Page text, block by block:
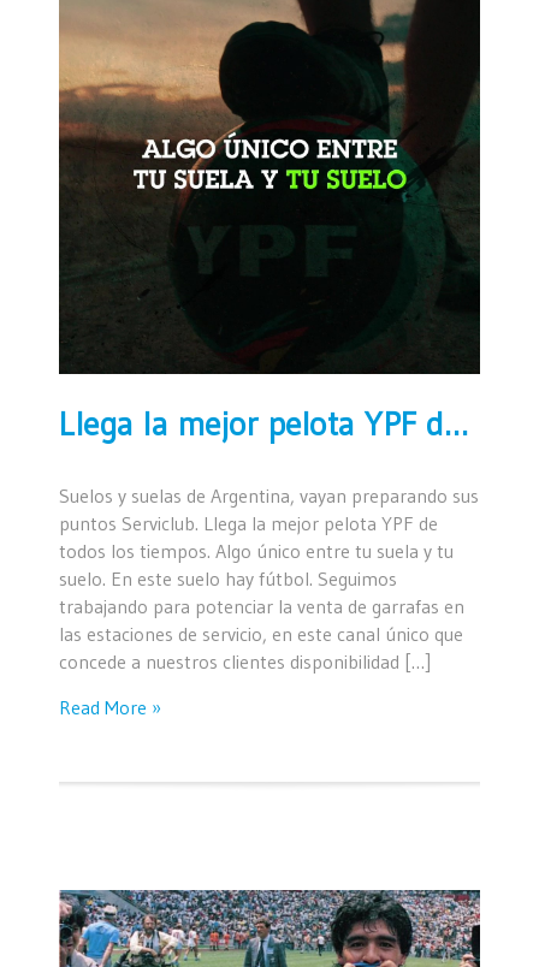
Llega la mejor pelota YPF de todos los tiempos…
Suelos y suelas de Argentina, vayan preparando sus
puntos Serviclub. Llega la mejor pelota YPF de
todos los tiempos. Algo único entre tu suela y tu
suelo. En este suelo hay fútbol. Seguimos
trabajando para potenciar la venta de garrafas en
las estaciones de servicio, en este canal único que
concede a nuestros clientes disponibilidad […]
Read More »